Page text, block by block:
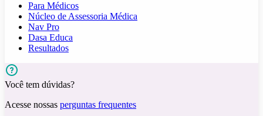
Para Médicos
Núcleo de Assessoria Médica
Nav Pro
Dasa Educa
Resultados
Você tem dúvidas?
Acesse nossas perguntas frequentes